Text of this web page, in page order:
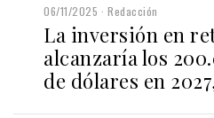
06/11/2025 Redacción
La inversión en
alcanzaría los
de dólares en